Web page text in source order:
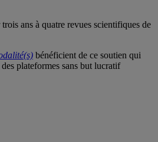
ans à quatre revues scientifiques de
bénéficient de ce soutien qui
plateformes sans but lucratif